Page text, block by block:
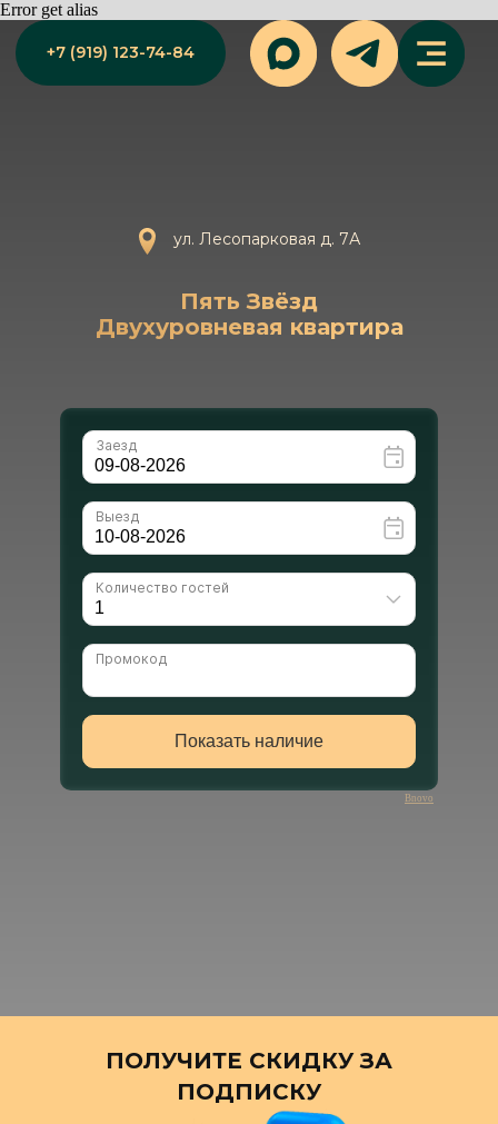
Error get alias
Пять Звёзд
Двухуровневая квартира
ул. Лесопарковая д. 7А
Bnovo
ПОЛУЧИТЕ СКИДКУ ЗА
ПОДПИСКУ